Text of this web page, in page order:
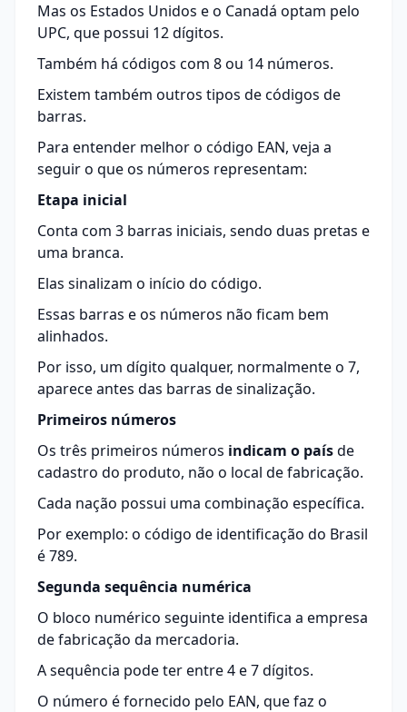
Mas os Estados Unidos e o Canadá optam pelo
UPC, que possui 12 dígitos.
Também há códigos com 8 ou 14 números.
Existem também outros tipos de códigos de
barras.
Para entender melhor o código EAN, veja a
seguir o que os números representam:
Etapa inicial
Conta com 3 barras iniciais, sendo duas pretas e
uma branca.
Elas sinalizam o início do código.
Essas barras e os números não ficam bem
alinhados.
Por isso, um dígito qualquer, normalmente o 7,
aparece antes das barras de sinalização.
Primeiros números
Os três primeiros números indicam o paísde
cadastro do produto, não o local de fabricação.
Cada nação possui uma combinação específica.
Por exemplo: o código de identificação do Brasil
é 789.
Segunda sequência numérica
O bloco numérico seguinte identifica a empresa
de fabricação da mercadoria.
A sequência pode ter entre 4 e 7 dígitos.
O número é fornecido pelo EAN, que faz o